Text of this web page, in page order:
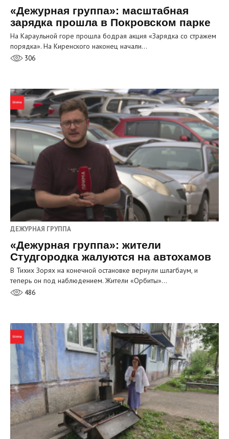
«Дежурная группа»: масштабная
зарядка прошла в Покровском парке
На Караульной горе прошла бодрая акция «Зарядка со стражем
порядка». На Киренского наконец начали…
306
ДЕЖУРНАЯ ГРУППА
«Дежурная группа»: жители
Студгородка жалуются на автохамов
В Тихих Зорях на конечной остановке вернули шлагбаум, и
теперь он под наблюдением. Жители «Орбиты»…
486